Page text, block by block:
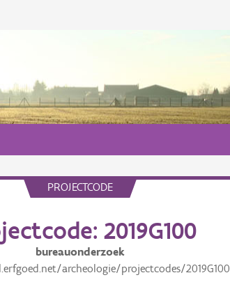
PROJECTCODE
2019G100
bureauonderzoek
archeologie/projectcodes/2019G100